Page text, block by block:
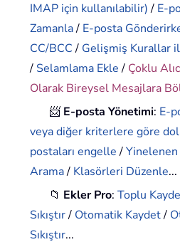
IMAP için kullanılabilir)/ E-
Zamanla/ E-posta
CC/BCC/ Gelişmiş Kurallar
/ Selamlama Ekle/ Çoklu
Olarak Bireysel Mesajlara
📨 E-posta Yönetimi: E-
veya diğer kriterlere göre
postaları engelle/
Arama/ Klasörleri Düzenle...
📁 Ekler Pro:Toplu
Sıkıştır/ Otomatik Kaydet/
Sıkıştır...